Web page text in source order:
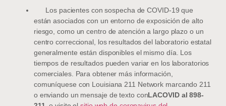
Los pacientes con sospecha de COVID-19 que
están asociados con un entorno de exposición de alto
riesgo, como un centro de atención a largo plazo o un
centro correccional, los resultados del laboratorio estatal
generalmente están disponibles el mismo día. Los
tiempos de resultados pueden variar en los laboratorios
comerciales. Para obtener más información,
comuníquese con Louisiana 211 Network marcando 211
o enviando un mensaje de texto conLACOVID al 898-